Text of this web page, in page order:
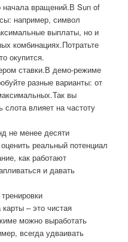
начала вращений.В Sun of
например, символ
выплаты, но и
комбинациях.Потратьте
окупится.
ставки.В демо-режиме
разные варианты: от
вы
слота влияет на частоту
не менее десяти
реальный потенциал
как работают
и давать
– это чистая
можно выработать
всегда удваивать